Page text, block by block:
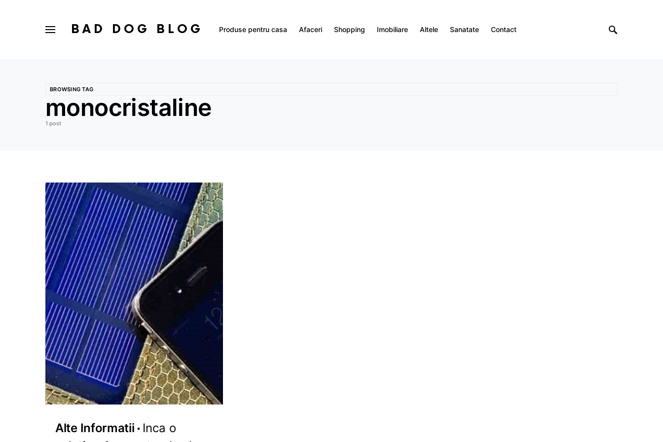
BAD DOG BLOG Produse pentru casa Afaceri Shopping Imobiliare Altele Sanatate Contact
BROWSING TAG
monocristaline
1 post
Alte Informatii
Inca o